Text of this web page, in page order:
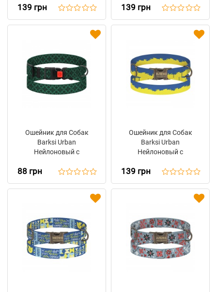
Пряжкой Цветы
139 грн
Пряжкой Цветы
139 грн
Ошейник для Собак
Barksi Urban
Нейлоновый с
Вышиванка Зеленая
88 грн
Ошейник для Собак
Barksi Urban
Нейлоновый с
Пряжкой Antiq Прапор
139 грн